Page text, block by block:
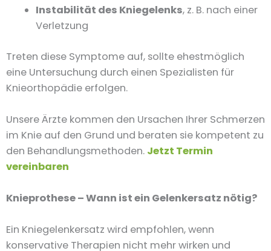
Instabilität des Kniegelenks, z. B. nach einer
Verletzung
Treten diese Symptome auf, sollte ehestmöglich
eine Untersuchung durch einen Spezialisten für
Knieorthopädie erfolgen.
Unsere Ärzte kommen den Ursachen Ihrer Schmerzen
im Knie auf den Grund und beraten sie kompetent zu
den Behandlungsmethoden. Jetzt Termin
vereinbaren
Knieprothese – Wann ist ein Gelenkersatz nötig?
Ein Kniegelenkersatz wird empfohlen, wenn
konservative Therapien nicht mehr wirken und